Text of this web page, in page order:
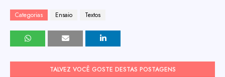
Categorias Ensaio Textos
TALVEZ VOCÊ GOSTE DESTAS POSTAGENS